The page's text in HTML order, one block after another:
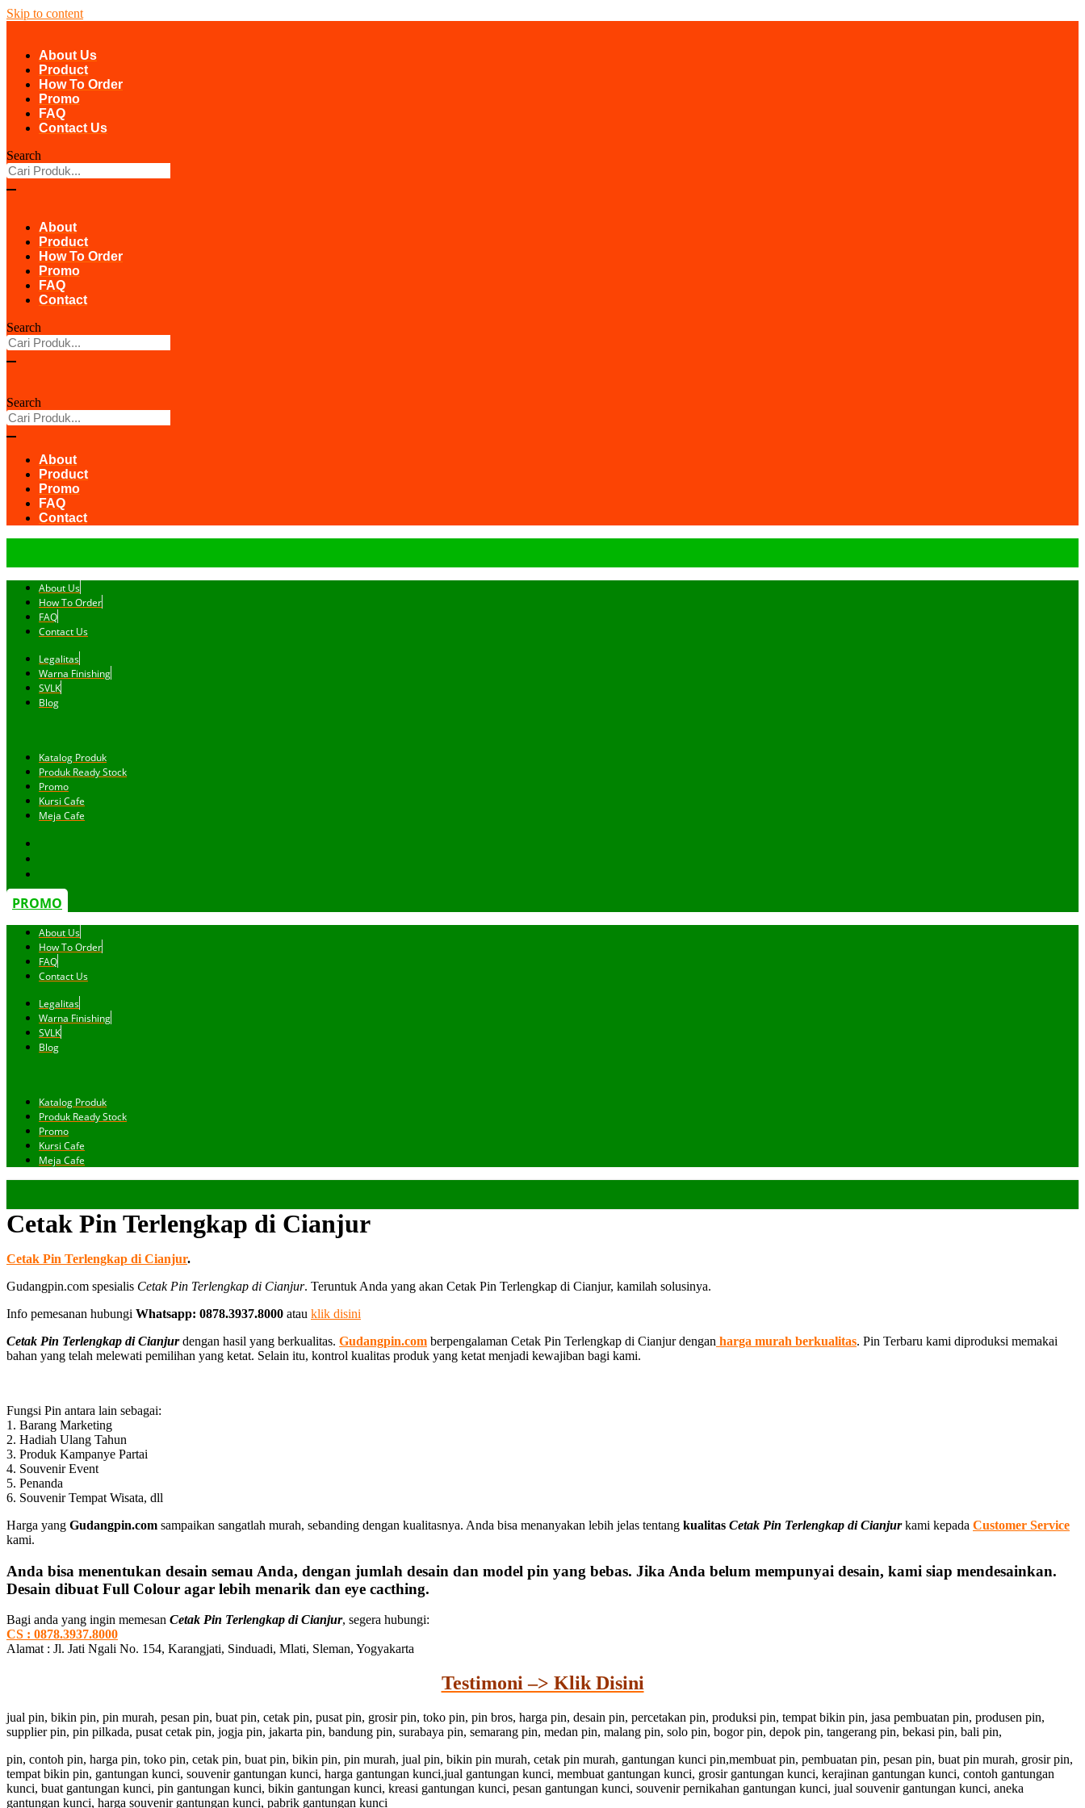
Skip to content
About Us
Product
How To Order
Promo
FAQ
Contact Us
Search
About
Product
How To Order
Promo
FAQ
Contact
Search
Search
About
Product
Promo
FAQ
Contact
About Us
How To Order
FAQ
Contact Us
Legalitas
Warna Finishing
SVLK
Blog
Katalog Produk
Produk Ready Stock
Promo
Kursi Cafe
Meja Cafe
PROMO
About Us
How To Order
FAQ
Contact Us
Legalitas
Warna Finishing
SVLK
Blog
Katalog Produk
Produk Ready Stock
Promo
Kursi Cafe
Meja Cafe
Cetak Pin Terlengkap di Cianjur
Cetak Pin Terlengkap di Cianjur.
Gudangpin.com spesialis Cetak Pin Terlengkap di Cianjur. Teruntuk Anda yang akan Cetak Pin Terlengkap di Cianjur, kamilah solusinya.
Info pemesanan hubungi Whatsapp: 0878.3937.8000 atau klik disini
Cetak Pin Terlengkap di Cianjur dengan hasil yang berkualitas. Gudangpin.com berpengalaman Cetak Pin Terlengkap di Cianjur dengan harga murah berkualitas. Pin Terbaru kami diproduksi memakai
bahan yang telah melewati pemilihan yang ketat. Selain itu, kontrol kualitas produk yang ketat menjadi kewajiban bagi kami.
Fungsi Pin antara lain sebagai:
1. Barang Marketing
2. Hadiah Ulang Tahun
3. Produk Kampanye Partai
4. Souvenir Event
5. Penanda
6. Souvenir Tempat Wisata, dll
Harga yang Gudangpin.com sampaikan sangatlah murah, sebanding dengan kualitasnya. Anda bisa menanyakan lebih jelas tentang kualitas Cetak Pin Terlengkap di Cianjurkami kepada Customer Service
kami.
Anda bisa menentukan desain semau Anda, dengan jumlah desain dan model pin yang bebas. Jika Anda belum mempunyai desain, kami siap mendesainkan.
Desain dibuat Full Colour agar lebih menarik dan eye cacthing.
Bagi anda yang ingin memesan Cetak Pin Terlengkap di Cianjur, segera hubungi:
CS : 0878.3937.8000
Alamat : Jl. Jati Ngali No. 154, Karangjati, Sinduadi, Mlati, Sleman, Yogyakarta
Testimoni –> Klik Disini
jual pin, bikin pin, pin murah, pesan pin, buat pin, cetak pin, pusat pin, grosir pin, toko pin, pin bros, harga pin, desain pin, percetakan pin, produksi pin, tempat bikin pin, jasa pembuatan pin, produsen pin,
supplier pin, pin pilkada, pusat cetak pin, jogja pin, jakarta pin, bandung pin, surabaya pin, semarang pin, medan pin, malang pin, solo pin, bogor pin, depok pin, tangerang pin, bekasi pin, bali pin,
pin, contoh pin, harga pin, toko pin, cetak pin, buat pin, bikin pin, pin murah, jual pin, bikin pin murah, cetak pin murah, gantungan kunci pin,membuat pin, pembuatan pin, pesan pin, buat pin murah, grosir pin,
tempat bikin pin, gantungan kunci, souvenir gantungan kunci, harga gantungan kunci,jual gantungan kunci, membuat gantungan kunci, grosir gantungan kunci, kerajinan gantungan kunci, contoh gantungan
kunci, buat gantungan kunci, pin gantungan kunci, bikin gantungan kunci, kreasi gantungan kunci, pesan gantungan kunci, souvenir pernikahan gantungan kunci, jual souvenir gantungan kunci, aneka
gantungan kunci, harga souvenir gantungan kunci, pabrik gantungan kunci